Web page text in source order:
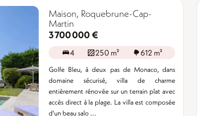
Maison, Roquebrune-Cap-
Martin
3 700 000 €
4 250 m² 612 m²
Golfe Bleu, à deux pas de Monaco, dans
domaine sécurisé, villa de charme
entièrement rénovée sur un terrain plat avec
accès direct à la plage. La villa est composée
d'un beau salo ...